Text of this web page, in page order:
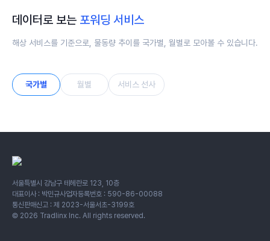
데이터로 보는 포워딩 서비스
해상 서비스를 기준으로, 물동량 추이를 국가별, 월별로 모아볼 수 있습니다.
국가별 월별 서비스 선사
서울특별시 강남구 테헤란로 123, 10층
대표이사 : 박민규사업자등록번호 : 590-86-00088
통신판매신고 : 제 2023-서울서초-3199호
© 2026 Tradlinx Inc. All rights reserved.